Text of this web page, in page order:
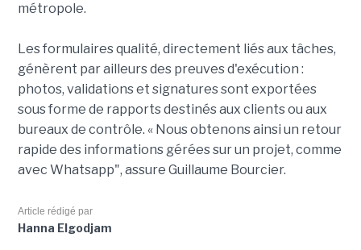
métropole.
Les formulaires qualité, directement liés aux tâches,
génèrent par ailleurs des preuves d'exécution :
photos, validations et signatures sont exportées
sous forme de rapports destinés aux clients ou aux
bureaux de contrôle. « Nous obtenons ainsi un retour
rapide des informations gérées sur un projet, comme
avec Whatsapp", assure Guillaume Bourcier.
Article rédigé par
Hanna Elgodjam